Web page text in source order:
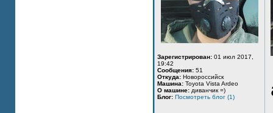
Зарегистрирован: 01 июл 2017,
19:42
Сообщения: 51
Откуда: Новороссийск
Машина: Toyota Vista Ardeo
О машине: диванчик =)
Блог: Посмотреть блог (1)